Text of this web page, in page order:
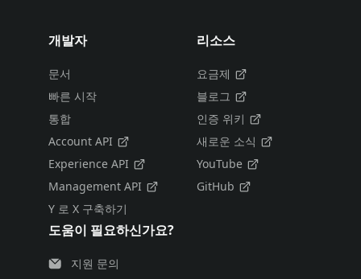
개발자
문서
빠른 시작
통합
Account API
Experience API
Management API
Y 로 X 구축하기
리소스
요금제
블로그
인증 위키
새로운 소식
YouTube
GitHub
도움이 필요하신가요?
지원 문의